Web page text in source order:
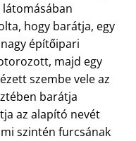
hogy barátja, egy
építőipari
majd egy
szembe vele az
barátja
az alapító nevét
szintén furcsának